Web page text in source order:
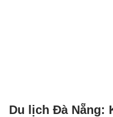
Du lịch Đà Nẵng: